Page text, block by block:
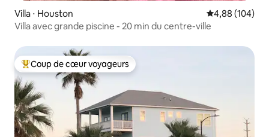
Villa ⋅ Houston Évaluation
4,88 (104)
Villa avec grande piscine - 20 min du centre-ville
Coups de cœur voyageurs les plus appréciés
Coup de cœur voyageurs